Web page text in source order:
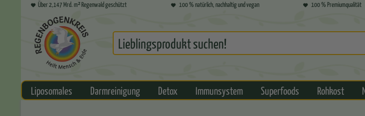
Über 2,147 Mrd. m² Regenwald geschützt 100 % natürlich, nachhaltig und vegan 100 % Premiumqualität
Liposomales Darmreinigung Detox Immunsystem Superfoods Rohkost